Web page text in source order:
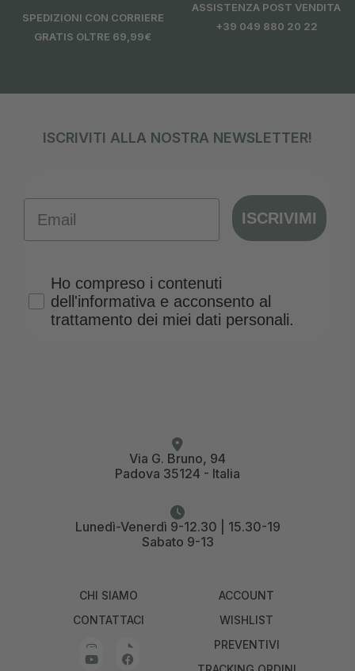
SPEDIZIONI CON CORRIERE
GRATIS OLTRE 69,99€
ASSISTENZA POST VENDITA
+39 049 880 20 22
ISCRIVITI ALLA NOSTRA NEWSLETTER!
ISCRIVIMI
Privacy Policy
Ho compreso i contenuti
dell'informativa e acconsento al
trattamento dei miei dati personali.
Via G. Bruno, 94
Padova 35124 - Italia
Lunedì-Venerdì 9-12.30 | 15.30-19
Sabato 9-13
CHI SIAMO
CONTATTACI
ACCOUNT
WISHLIST
PREVENTIVI